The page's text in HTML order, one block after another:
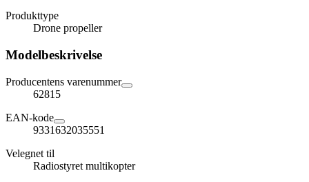
Produkttype
Drone propeller
Modelbeskrivelse
Producentens varenummer
62815
EAN-kode
9331632035551
Velegnet til
Radiostyret multikopter